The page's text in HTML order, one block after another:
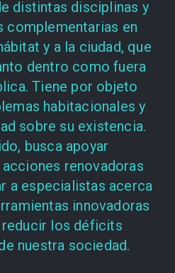
distintas disciplinas y
complementarias en
y a la ciudad, que
dentro como fuera
Tiene por objeto
habitacionales y
sobre su existencia.
busca apoyar
renovadoras
a especialistas acerca
innovadoras
reducir los déficits
nuestra sociedad.